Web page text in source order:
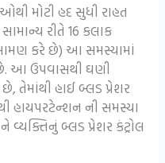
મોટી હદ સુધી રાહત
રીતે 16 કલાક
કરે છે) આ સમસ્યામાં
આ ઉપવાસથી ઘણી
તેમાંથી હાઈ બ્લડ પ્રેશર
હાયપરટેન્શન ની સમસ્યા
બ્લડ પ્રેશર કંટ્રોલ